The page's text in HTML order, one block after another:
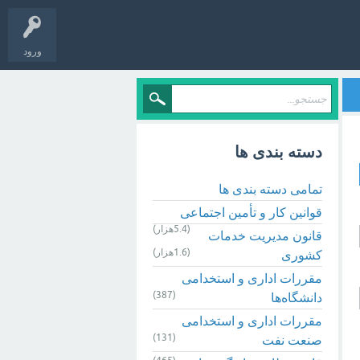
ورود
دسته بندی ها
تمامی دسته بندی ها
قوانین کار و تأمین اجتماعی
(5.4هزار)
قانون مدیریت خدمات
کشوری
(1.6هزار)
مقررات اداری و استخدامی
دانشگاه‌ها
(387)
مقررات اداری و استخدامی
صنعت نفت
(131)